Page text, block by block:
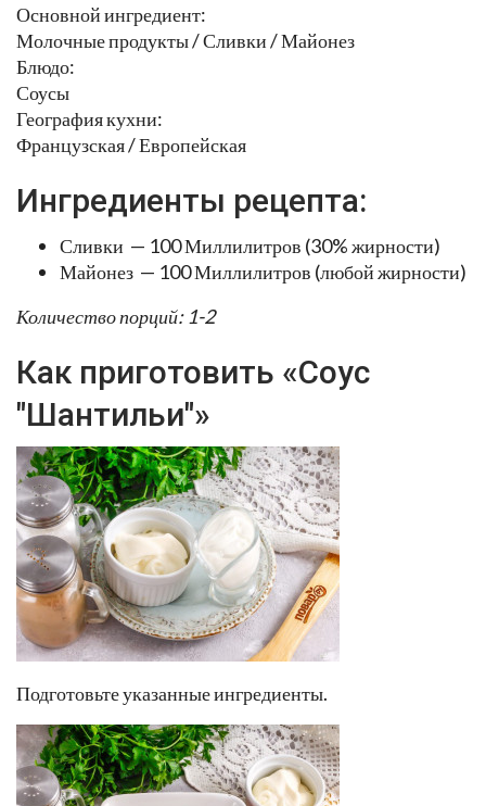
Основной ингредиент:
Молочные продукты / Сливки / Майонез
Блюдо:
Соусы
География кухни:
Французская / Европейская
Ингредиенты рецепта:
Сливки — 100 Миллилитров (30% жирности)
Майонез — 100 Миллилитров (любой жирности)
Количество порций: 1-2
Как приготовить «Соус
"Шантильи"»
Подготовьте указанные ингредиенты.